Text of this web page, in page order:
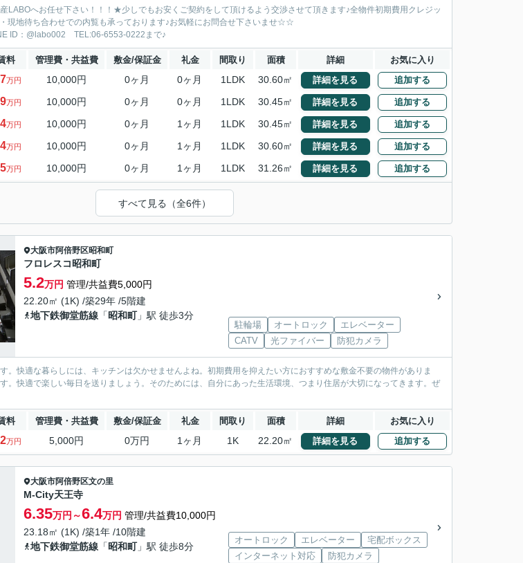
LABOへお任せ下さい！！！★少しでもお安くご契約をして頂けるよう交渉させて頂きます♪全物件初期費用クレジッ
現地待ち合わせでの内覧も承っております♪お気軽にお問合せ下さいませ☆☆
ID：@labo002 TEL:06-6553-0222まで♪
料 管理費・共益費 敷金/保証金 礼金 間取り 面積 詳細 お気に入り
万円 10,000円 0ヶ月 0ヶ月 1LDK 30.60㎡ 詳細を見る 追加する
万円 10,000円 0ヶ月 0ヶ月 1LDK 30.45㎡ 詳細を見る 追加する
万円 10,000円 0ヶ月 1ヶ月 1LDK 30.45㎡ 詳細を見る 追加する
万円 10,000円 0ヶ月 1ヶ月 1LDK 30.60㎡ 詳細を見る 追加する
万円 10,000円 0ヶ月 1ヶ月 1LDK 31.26㎡ 詳細を見る 追加する
すべて見る（全6件）
大阪市阿倍野区昭和町
フロレスコ昭和町
5.2万円 管理/共益費5,000円
22.20㎡ (1K) /築29年 /5階建
地下鉄御堂筋線 「昭和町」駅 徒歩3分
駐輪場 オートロック
エレベーター
CATV
光ファイバー 防犯カメラ
。快適な暮らしには、キッチンは欠かせませんよね。初期費用を抑えたい方におすすめな敷金不要の物件がありま
。快適で楽しい毎日を送りましょう。そのためには、自分にあった生活環境、つまり住居が大切になってきます。ぜ
料 管理費・共益費 敷金/保証金 礼金 間取り 面積 詳細 お気に入り
万円 5,000円 0万円 1ヶ月 1K 22.20㎡ 詳細を見る 追加する
大阪市阿倍野区文の里
M-City天王寺
6.35万円～6.4万円 管理/共益費10,000円
23.18㎡ (1K) /築1年 /10階建
地下鉄御堂筋線 「昭和町」駅 徒歩8分
オートロック エレベーター
宅配ボックス
インターネット対応
防犯カメラ